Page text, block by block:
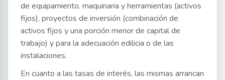
de equipamiento, maquinaria y herramientas (activos
fijos), proyectos de inversión (combinación de
activos fijos y una porción menor de capital de
trabajo) y para la adecuación edilicia o de las
instalaciones.
En cuanto a las tasas de interés, las mismas arrancan